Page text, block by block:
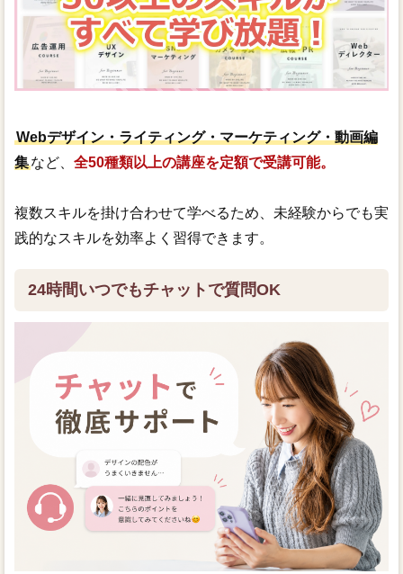
Webデザイン・ライティング・マーケティング・動画編
集など、 全50種類以上の講座を定額で受講可能。
複数スキルを掛け合わせて学べるため、未経験からでも実
践的なスキルを効率よく習得できます。
24時間いつでもチャットで質問OK